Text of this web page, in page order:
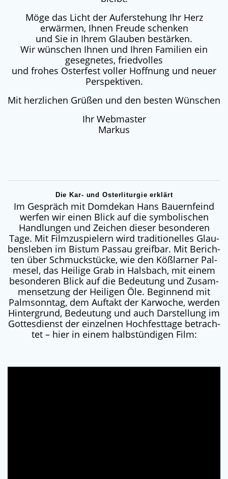
Möge das Licht der Auferstehung Ihr Herz
erwärmen, Ihnen Freude schenken
und Sie in Ihrem Glauben bestärken.
Wir wünschen Ihnen und Ihren Familien ein
gesegnetes, friedvolles
und frohes Osterfest voller Hoffnung und neuer
Perspektiven.
Mit herzlichen Grüßen und den besten Wünschen
Ihr Webmaster
Markus
Die Kar- und Osterliturgie erklärt
Im Gespräch mit Dom­de­kan Hans Bau­ern­feind
wer­fen wir einen Blick auf die sym­bo­li­schen
Hand­lun­gen und Zei­chen die­ser beson­de­ren
Tage. Mit Film­zu­spie­lern wird tra­di­tio­nel­les Glau­
bens­le­ben im Bis­tum Pas­sau greif­bar. Mit Berich­
ten über Schmuck­stü­cke, wie den Köß­lar­ner Pal­
me­sel, das Hei­li­ge Grab in Hals­bach, mit einem
beson­de­ren Blick auf die Bedeu­tung und Zusam­
men­set­zung der Hei­li­gen Öle. Begin­nend mit
Palm­sonn­tag, dem Auf­takt der Kar­wo­che, wer­den
Hin­ter­grund, Bedeu­tung und auch Dar­stel­lung im
Got­tes­dienst der ein­zel­nen Hoch­fest­ta­ge betrach­
tet – hier in einem halb­stün­di­gen Film: